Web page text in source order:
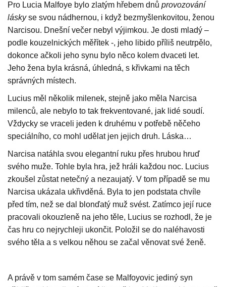
Pro Lucia Malfoye bylo zlatým hřebem dnů provozování
láskyse svou nádhernou, i když bezmyšlenkovitou, ženou
Narcisou. Dnešní večer nebyl výjimkou. Je dosti mladý –
podle kouzelnických měřítek -, jeho libido příliš neutrpělo,
dokonce ačkoli jeho synu bylo něco kolem dvaceti let.
Jeho žena byla krásná, úhledná, s křivkami na těch
správných místech.
Lucius měl několik milenek, stejně jako měla Narcisa
milenců, ale nebylo to tak frekventované, jak lidé soudí.
Vždycky se vraceli jeden k druhému v potřebě něčeho
speciálního, co mohl udělat jen jejich druh. Láska…
Narcisa natáhla svou elegantní ruku přes hrubou hruď
svého muže. Tohle byla hra, jež hráli každou noc. Lucius
zkoušel zůstat netečný a nezaujatý. V tom případě se mu
Narcisa ukázala ukřivděná. Byla to jen podstata chvíle
před tím, než se dal blonďatý muž svést. Zatímco její ruce
pracovali okouzleně na jeho těle, Lucius se rozhodl, že je
čas hru co nejrychleji ukončit. Položil se do naléhavosti
svého těla a s velkou něhou se začal věnovat své ženě.
A právě v tom samém čase se Malfoyovic jediný syn